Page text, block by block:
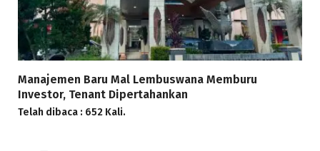
Manajemen Baru Mal Lembuswana Memburu
Investor, Tenant Dipertahankan
Telah dibaca : 652 Kali.